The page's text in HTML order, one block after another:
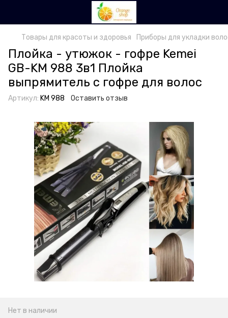
Товары для красоты и здоровья Приборы для укладки
Плойка - утюжок - гофре Kemei
GB-KM 988 3в1 Плойка
выпрямитель с гофре для волос
Артикул: KM 988 Оставить отзыв
Нет в наличии